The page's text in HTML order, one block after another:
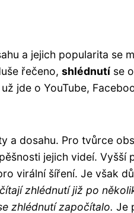
a jejich popularita se
řečeno, shlédnutí se
jde o YouTube,
a dosahu. Pro tvůrce
jejich videí. Vyšší
virální šíření. Je však
zhlédnutí již po
zhlédnutí započítalo. Je